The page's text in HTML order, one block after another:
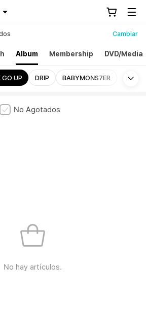
Cambiar
Album Membership DVD/Media
GO UP DRIP BABYMONS7ER
No Agotados
No hay artículos.